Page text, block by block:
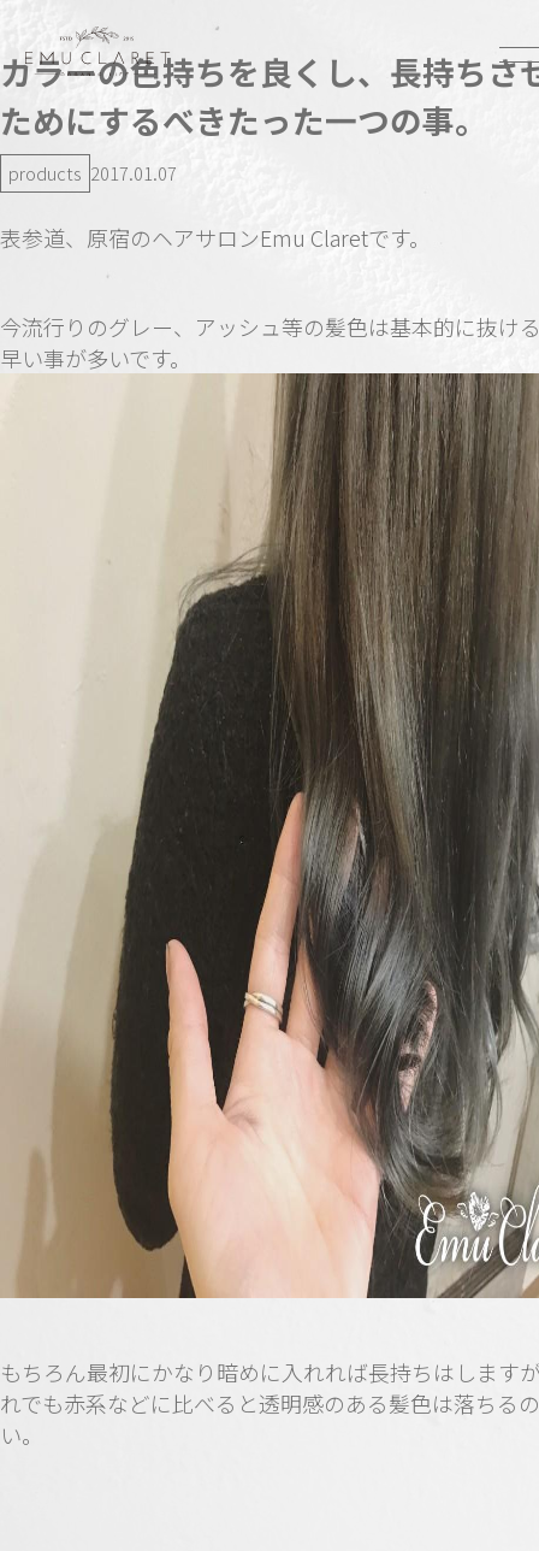
カラーの色持ちを良くし、長持ちさ
ためにするべきたった一つの事。
products 2017.01.07
表参道、原宿のヘアサロンEmu Claretです。
今流行りのグレー、アッシュ等の髪色は基本的に抜け
早い事が多いです。
もちろん最初にかなり暗めに入れれば長持ちはします
れでも赤系などに比べると透明感のある髪色は落ちる
い。